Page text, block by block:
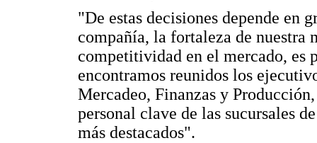
"De estas decisiones depende en
compañía, la fortaleza de
competitividad en el mercado, es
encontramos reunidos los
Mercadeo, Finanzas y
personal clave de las sucursales
más destacados".